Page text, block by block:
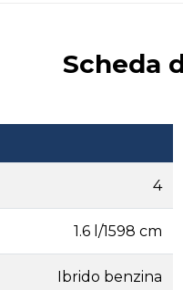
Scheda
4
1.6 l/1598 cm
Ibrido benzina